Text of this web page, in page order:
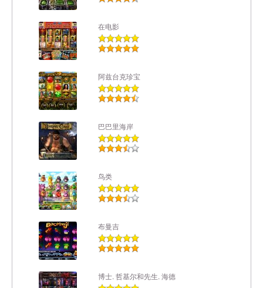
在电影
阿兹台克珍宝
巴巴里海岸
鸟类
布曼吉
博士. 哲基尔和先生. 海德